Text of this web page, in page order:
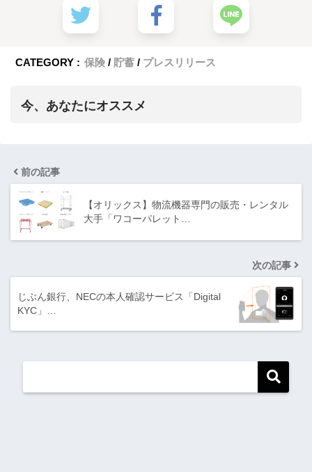
CATEGORY : 保険 貯蓄 プレスリリース
今、あなたにオススメ
前の記事
【オリックス】物流機器専門の販売・レンタル
大手「ワコーパレット…
次の記事
じぶん銀行、NECの本人確認サービス「Digital
KYC」…